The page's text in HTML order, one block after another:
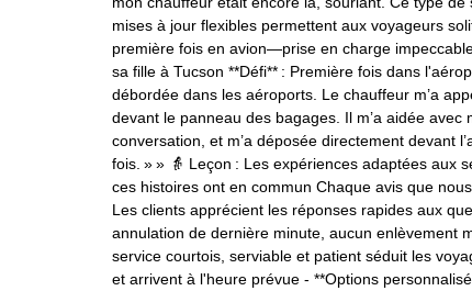
mises à jour flexibles permettent aux voyageurs
première fois en avion—prise en charge
sa fille à Tucson **Défi** : Première fois dans
débordée dans les aéroports. Le chauffeur m’a
devant le panneau des bagages. Il m’a aidée
conversation, et m’a déposée directement devant
fois. » » 👵 Leçon : Les expériences adaptées
ces histoires ont en commun Chaque avis que
Les clients apprécient les réponses rapides aux
annulation de dernière minute, aucun enlèvement
service courtois, serviable et patient séduit les
et arrivent à l'heure prévue - **Options